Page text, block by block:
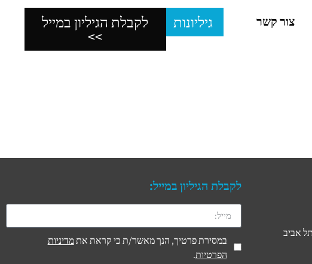
צור קשר גיליונות לקבלת הגיליון במייל
>>
לקבלת הגיליון במייל:
במסירת פרטיך, הנך מאשר/ת כי קראת אתמדיניות
הפרטיות.